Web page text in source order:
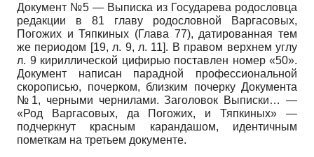
Документ №5 — Выписка из Государева родословца
редакции в 81 главу родословной Варгасовых,
Погожих и Тяпкиных (Глава 77), датированная тем
же периодом [19, л. 9, л. 11]. В правом верхнем углу
л. 9 кириллической цифирью поставлен номер «50».
Документ написан парадной профессиональной
скорописью, почерком, близким почерку Документа
№1, черными чернилами. Заголовок Выписки… —
«Род Варгасовых, да Погожих, и Тяпкиных» —
подчеркнут красным карандашом, идентичным
пометкам на третьем документе.